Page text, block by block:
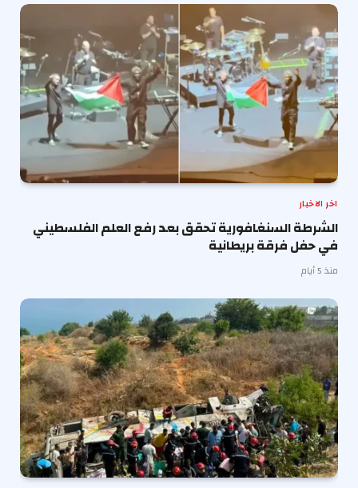
اخر الاخبار
الشرطة السنغافورية تحقق بعد رفع العلم الفلسطيني
في حفل فرقة بريطانية
منذ 5 أيام